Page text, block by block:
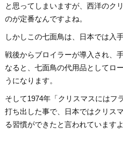
と思ってしまいますが、西洋のク
のが定番なんですよね。
しかしこの七面鳥は、日本では入
戦後からブロイラーが導入され、
なると、七面鳥の代用品としてロ
うになります。
そして1974年「クリスマスにはフ
打ち出した事で、日本ではクリス
る習慣ができたと言われていますよ